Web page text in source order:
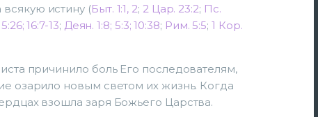
истину (Быт. 1:1, 2; 2 Цар. 23:2; Пс.
16:7-13; Деян. 1:8; 5:3; 10:38; Рим. 5:5;1 Кор.
причинило боль Его последователям,
озарило новым светом их жизнь. Когда
взошла заря Божьего Царства.